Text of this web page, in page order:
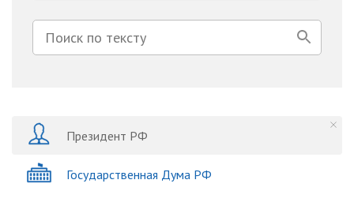
Президент РФ
Государственная Дума РФ